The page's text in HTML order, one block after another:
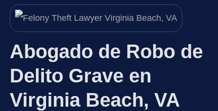
Abogado de Robo de
Delito Grave en
Virginia Beach, VA